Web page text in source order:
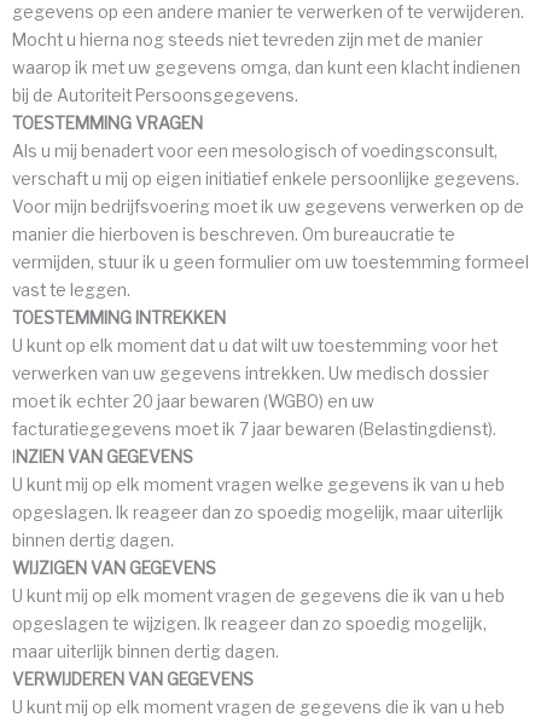
gegevens op een andere manier te verwerken of te verwijderen.
Mocht u hierna nog steeds niet tevreden zijn met de manier
waarop ik met uw gegevens omga, dan kunt een klacht indienen
bij de Autoriteit Persoonsgegevens.
TOESTEMMING VRAGEN
Als u mij benadert voor een mesologisch of voedingsconsult,
verschaft u mij op eigen initiatief enkele persoonlijke gegevens.
Voor mijn bedrijfsvoering moet ik uw gegevens verwerken op de
manier die hierboven is beschreven. Om bureaucratie te
vermijden, stuur ik u geen formulier om uw toestemming formeel
vast te leggen.
TOESTEMMING INTREKKEN
U kunt op elk moment dat u dat wilt uw toestemming voor het
verwerken van uw gegevens intrekken. Uw medisch dossier
moet ik echter 20 jaar bewaren (WGBO) en uw
facturatiegegevens moet ik 7 jaar bewaren (Belastingdienst).
INZIEN VAN GEGEVENS
U kunt mij op elk moment vragen welke gegevens ik van u heb
opgeslagen. Ik reageer dan zo spoedig mogelijk, maar uiterlijk
binnen dertig dagen.
WIJZIGEN VAN GEGEVENS
U kunt mij op elk moment vragen de gegevens die ik van u heb
opgeslagen te wijzigen. Ik reageer dan zo spoedig mogelijk,
maar uiterlijk binnen dertig dagen.
VERWIJDEREN VAN GEGEVENS
U kunt mij op elk moment vragen de gegevens die ik van u heb